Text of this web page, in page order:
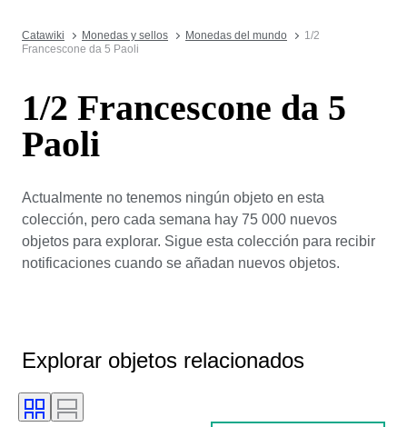
Catawiki Monedas y sellos Monedas del mundo
1/2
Francescone da 5 Paoli
1/2 Francescone da 5
Paoli
Actualmente no tenemos ningún objeto en esta
colección, pero cada semana hay 75 000 nuevos
objetos para explorar. Sigue esta colección para recibir
notificaciones cuando se añadan nuevos objetos.
Explorar objetos relacionados